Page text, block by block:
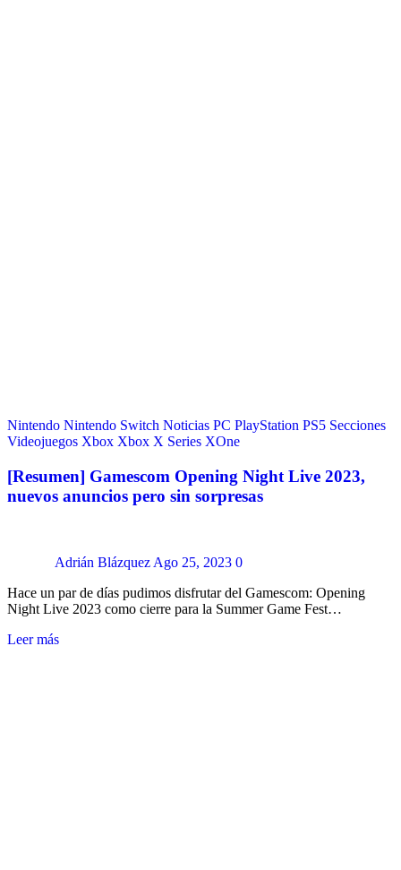
Nintendo Nintendo Switch Noticias PC PlayStation PS5 Secciones
Videojuegos Xbox Xbox X Series XOne
[Resumen] Gamescom Opening Night Live 2023,
nuevos anuncios pero sin sorpresas
Adrián BlázquezAgo 25, 2023 0
Hace un par de días pudimos disfrutar del Gamescom: Opening
Night Live 2023 como cierre para la Summer Game Fest…
Leer más